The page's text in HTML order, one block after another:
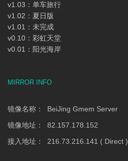
v1.03：单车旅行
v1.02：夏日版
v1.01：未完成
v0.10：彩虹天堂
v0.01：阳光海岸
MIRROR INFO
镜像名称： BeiJing Gmem Server
镜像地址： 82.157.178.152
接入地址： 216.73.216.141 ( Direct )